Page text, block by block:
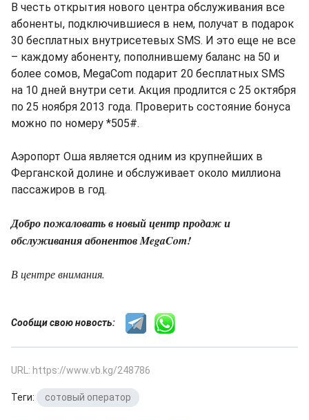
В честь открытия нового центра обслуживания все
абоненты, подключившиеся в нем, получат в подарок
30 бесплатных внутрисетевых SMS. И это еще не все
– каждому абоненту, пополнившему баланс на 50 и
более сомов, MegaCom подарит 20 бесплатных SMS
на 10 дней внутри сети. Акция продлится с 25 октября
по 25 ноября 2013 года. Проверить состояние бонуса
можно по номеру *505#.
Аэропорт Оша является одним из крупнейших в
Ферганской долине и обслуживает около миллиона
пассажиров в год.
Добро пожаловать в новый центр продаж и
обслуживания абонентов MegaCom!
В центре внимания.
Сообщи свою новость:
URL: https://www.vb.kg/248786
Теги: сотовый оператор